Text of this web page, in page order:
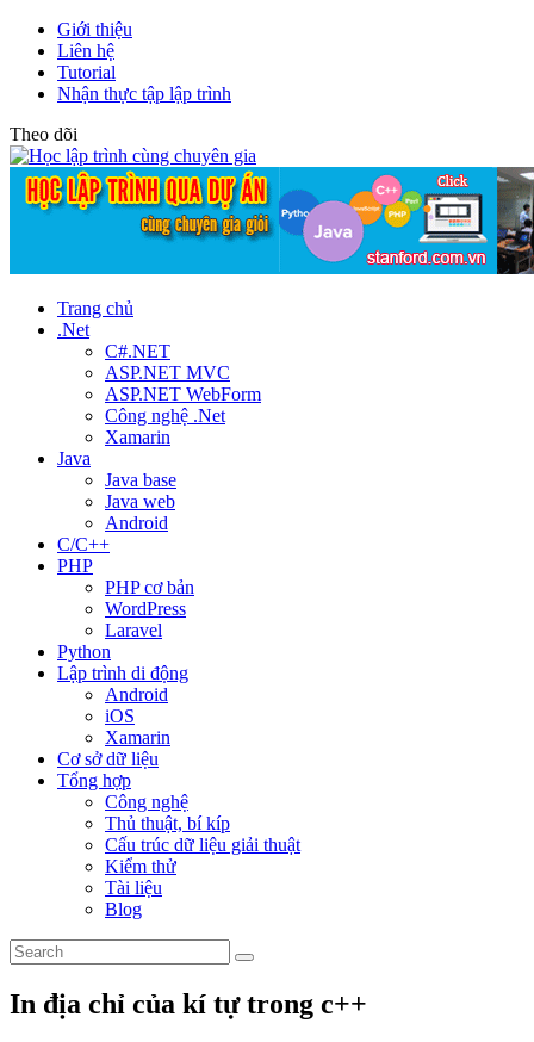
Giới thiệu
Liên hệ
Tutorial
Nhận thực tập lập trình
Theo dõi
Trang chủ
.Net
C#.NET
ASP.NET MVC
ASP.NET WebForm
Công nghệ .Net
Xamarin
Java
Java base
Java web
Android
C/C++
PHP
PHP cơ bản
WordPress
Laravel
Python
Lập trình di động
Android
iOS
Xamarin
Cơ sở dữ liệu
Tổng hợp
Công nghệ
Thủ thuật, bí kíp
Cấu trúc dữ liệu giải thuật
Kiểm thử
Tài liệu
Blog
In địa chỉ của kí tự trong c++